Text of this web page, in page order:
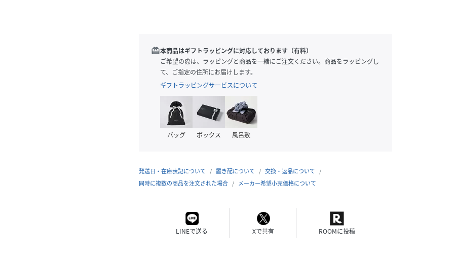
redeem本商品はギフトラッピングに対応しております（有料）
ご希望の際は、ラッピングと商品を一緒にご注文ください。商品をラッピングし
て、ご指定の住所にお届けします。
ギフトラッピングサービスについて
バッグ ボックス 風呂敷
発送日・在庫表記について 置き配について
交換・返品について
同時に複数の商品を注文された場合
メーカー希望小売価格について
LINEで送る Xで共有 ROOMに投稿